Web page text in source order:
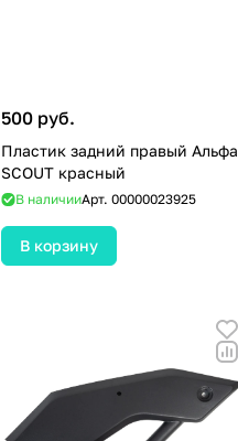
500 руб.
Пластик задний правый Альфа
SCOUT красный
В наличииАрт. 00000023925
В корзину